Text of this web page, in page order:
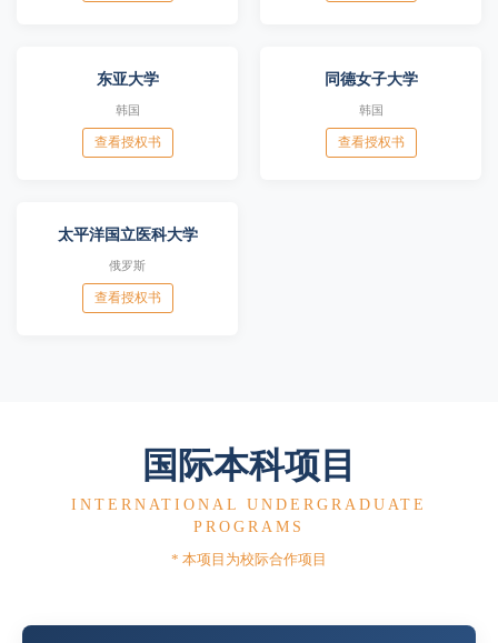
东亚大学
韩国
查看授权书
同德女子大学
韩国
查看授权书
太平洋国立医科大学
俄罗斯
查看授权书
国际本科项目
INTERNATIONAL UNDERGRADUATE
PROGRAMS
* 本项目为校际合作项目